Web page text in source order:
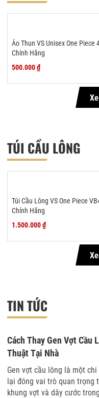
Áo Thun VS Unisex One Piece
Chính Hãng
500.000 ₫
TÚI CẦU LÔNG
Túi Cầu Lông VS One Piece
Chính Hãng
1.500.000 ₫
TIN TỨC
Cách Thay Gen Vợt Cầu
Thuật Tại Nhà
Gen vợt cầu lông là một
lại đóng vai trò quan trọng
khung vợt và dây cước